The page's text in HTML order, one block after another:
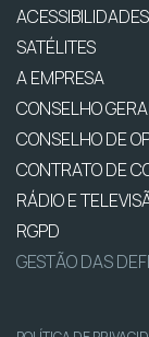
ACESSIBILIDADES
SATÉLITES
A EMPRESA
CONSELHO
CONSELHO DE
CONTRATO DE
RÁDIO E
RGPD
GESTÃO DAS